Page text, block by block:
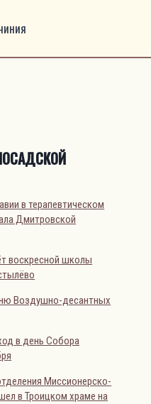
в терапевтическом
Дмитровской
воскресной школы
Воздушно-десантных
в день Собора
Миссионерско-
в Троицком храме на